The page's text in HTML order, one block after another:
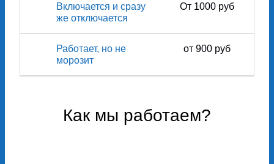
Включается и сразу
же отключается
От 1000 руб
Работает, но не
морозит
от 900 руб
Как мы работаем?